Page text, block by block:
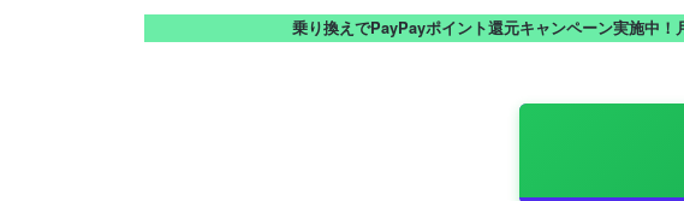
乗り換えでPayPayポイント還元キャンペーン実施中